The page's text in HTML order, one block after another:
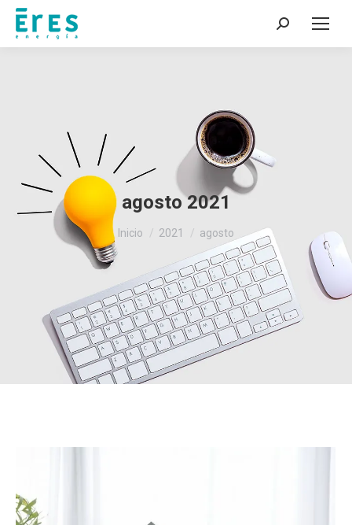
Buscar:
agosto 2021
Estás aquí:
Inicio 2021 agosto